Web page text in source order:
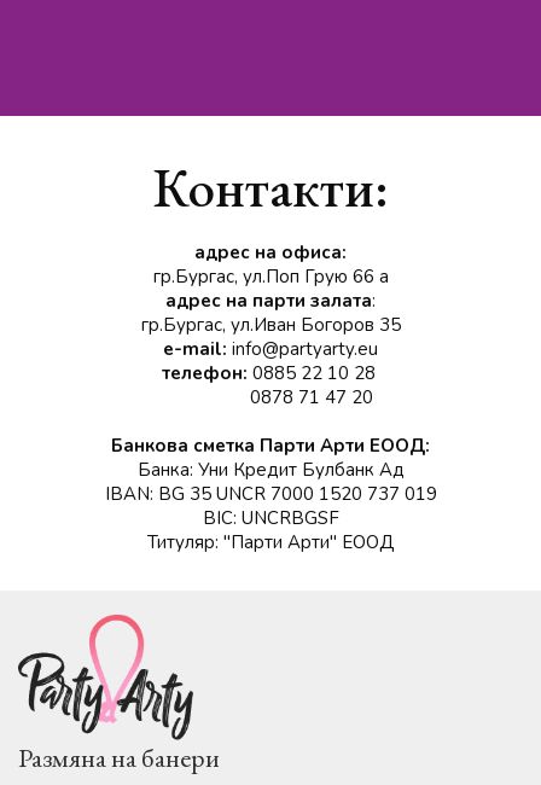
Контакти:
адрес на офиса:
гр.Бургас, ул.Поп Грую 66 а
адрес на парти залата:
гр.Бургас, ул.Иван Богоров 35
e-mail: info@partyarty.eu
телефон: 0885 22 10 28
0878 71 47 20
Банкова сметка Парти Арти ЕООД:
Банка: Уни Кредит Булбанк Ад
IBAN: BG 35 UNCR 7000 1520 737 019
BIC: UNCRBGSF
Титуляр: "Парти Арти" ЕООД
Размяна на банери